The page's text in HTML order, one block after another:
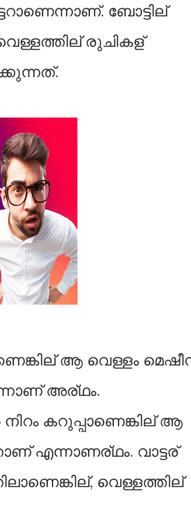
ബോട്ടില്
വെള്ളത്തില് രുചികള്
ആ വെള്ളം
അര്ഥം.
കറുപ്പാണെങ്കില് ആ
എന്നാണര്ഥം. വാട്ടര്
വെള്ളത്തില്